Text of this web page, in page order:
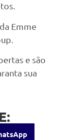
Emme
e são
sua